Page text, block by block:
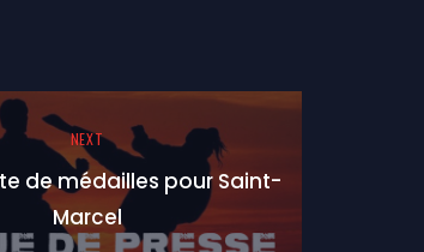
NEXT
de médailles pour Saint-
Marcel